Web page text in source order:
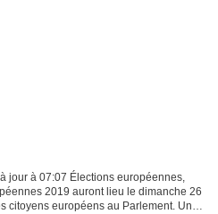
jour à 07:07 Élections européennes,
2019 auront lieu le dimanche 26
citoyens européens au Parlement. Une